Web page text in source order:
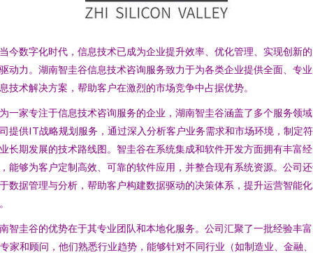
今数字化时代，信息技术已成为企业提升效率、优化管理、实现创新
动力。湖南智圭谷信息技术咨询服务致力于为各类企业提供全面、专
技术解决方案，帮助客户在激烈的市场竞争中占据优势。
一家专注于信息技术咨询服务的企业，湖南智圭谷涵盖了多个服务领
提供IT战略规划服务，通过深入分析客户业务需求和市场环境，制定
长期发展的技术路线图。智圭谷在系统集成和软件开发方面拥有丰富经
能够为客户定制高效、可靠的软件应用，并整合现有系统资源。公司
数据管理与分析，帮助客户构建数据驱动的决策体系，提升运营智能
智圭谷的优势在于其专业团队和本地化服务。公司汇聚了一批经验丰
家和顾问，他们熟悉行业趋势，能够针对不同行业（如制造业、金融